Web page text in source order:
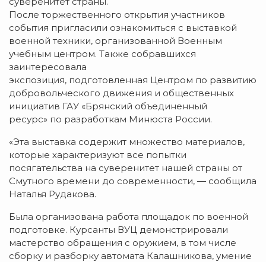
После торжественного открытия участников
события пригласили ознакомиться с выставкой
военной техники, организованной Военным
учебным центром. Также собравшихся
заинтересовала
экспозиция, подготовленная Центром по развитию
добровольческого движения и общественных
инициатив ГАУ «Брянский объединенный
ресурс» по разработкам Минюста России.
«Эта выставка содержит множество материалов,
которые характеризуют все попытки
посягательства на суверенитет нашей страны от
Смутного времени до современности, — сообщила
Наталья Рудакова.
Была организована работа площадок по военной
подготовке. Курсанты ВУЦ демонстрировали
мастерство обращения с оружием, в том числе
сборку и разборку автомата Калашникова, умение